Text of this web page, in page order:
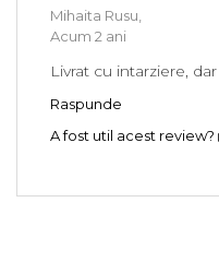
Mihaita Rusu,
Acum 2 ani
Livrat cu intarziere,
Raspunde
A fost util acest review?